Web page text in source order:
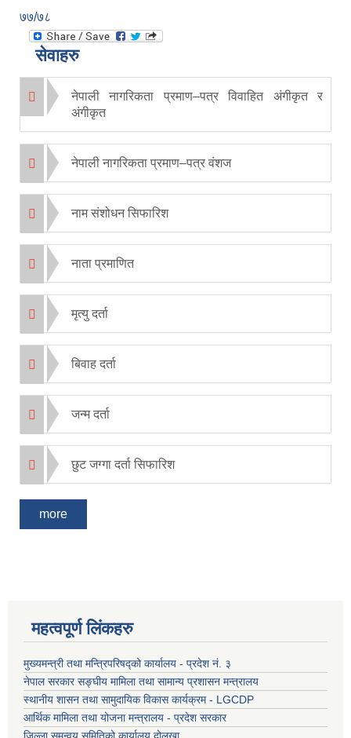
७७/७८
सेवाहरु
नेपाली नागरिकता प्रमाण–पत्र विवाहित अंगीकृत र
अंगीकृत
नेपाली नागरिकता प्रमाण–पत्र वंशज
नाम संशोधन सिफारिश
नाता प्रमाणित
मृत्यु दर्ता
बिवाह दर्ता
जन्म दर्ता
छुट जग्गा दर्ता सिफारिश
more
महत्वपूर्ण लिंकहरु
मुख्यमन्त्री तथा मन्त्रिपरिषद्को कार्यालय - प्रदेश नं. ३
नेपाल सरकार सङ्घीय मामिला तथा सामान्य प्रशासन मन्त्रालय
स्थानीय शासन तथा सामुदायिक विकास कार्यक्रम - LGCDP
आर्थिक मामिला तथा योजना मन्त्रालय - प्रदेश सरकार